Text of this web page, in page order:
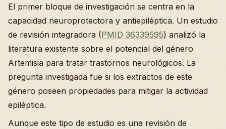
El primer bloque de investigación se centra en la
capacidad neuroprotectora y antiepiléptica. Un estudio
de revisión integradora (PMID 36339595) analizó la
literatura existente sobre el potencial del género
Artemisia para tratar trastornos neurológicos. La
pregunta investigada fue si los extractos de este
género poseen propiedades para mitigar la actividad
epiléptica.
Aunque este tipo de estudio es una revisión de